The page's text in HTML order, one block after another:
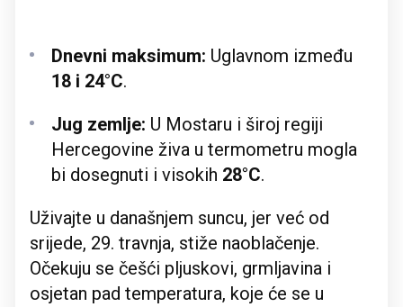
Dnevni maksimum: Uglavnom između
18 i 24°C.
Jug zemlje: U Mostaru i široj regiji
Hercegovine živa u termometru mogla
bi dosegnuti i visokih 28°C.
Uživajte u današnjem suncu, jer već od
srijede, 29. travnja, stiže naoblačenje.
Očekuju se češći pljuskovi, grmljavina i
osjetan pad temperatura, koje će se u